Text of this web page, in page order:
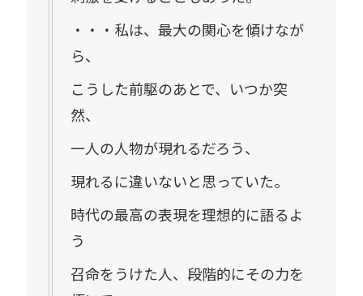
・・・私は、最大の関心を傾けなが
ら、
こうした前駆のあとで、いつか突
然、
一人の人物が現れるだろう、
現れるに違いないと思っていた。
時代の最高の表現を理想的に語るよ
う
召命をうけた人、段階的にその力を